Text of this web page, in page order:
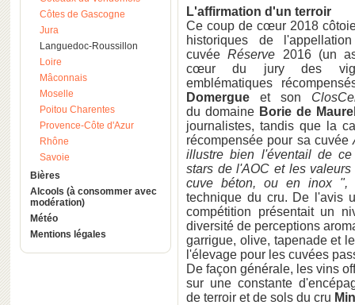
Côtes de Gascogne
Jura
Languedoc-Roussillon
Loire
Mâconnais
Moselle
Poitou Charentes
Provence-Côte d'Azur
Rhône
Savoie
Bières
Alcools (à consommer avec
modération)
Météo
Mentions légales
L'affirmation d'un terroir
Ce coup de cœur 2018
historiques de
cuvéeRéserve 2016 (un
cœur du jury des
emblématiques
Domergueet son
du domaine Borie de
journalistes, tandis que la
récompensée pour sa cuvée
illustre bien l'éventail de
stars de l'AOC et les
cuve béton, ou en inox ",
technique du cru. De l'avis
compétition présentait un
diversité de perceptions
garrigue, olive, tapenade et
l'élevage pour les cuvées
De façon générale, les vins
sur une constante
de terroir et de sols du cru